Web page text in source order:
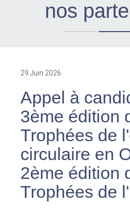
nos
29 Juin 2026
Appel à
3ème édition
Trophées de
circulaire en
2ème édition
Trophées de